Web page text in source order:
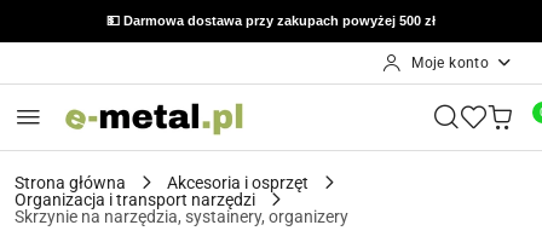
💵 Darmowa dostawa przy zakupach powyżej 500 zł
🔙 Możliwość zwrotu do 14 dni od otrzymania zamówienia
Moje konto
Strona główna
Akcesoria i osprzęt
Organizacja i transport narzędzi
Skrzynie na narzędzia, systainery, organizery